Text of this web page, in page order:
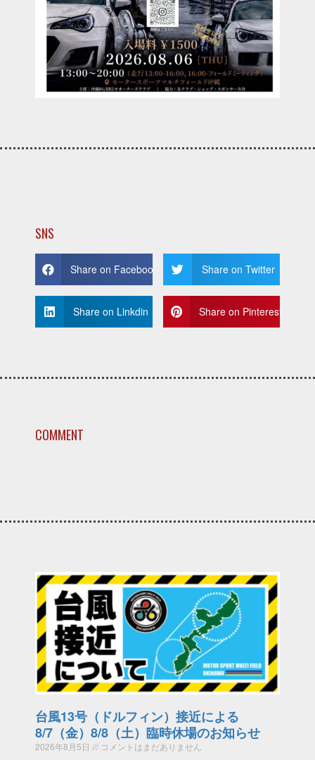
SNS
Share on Facebook Share on Twitter
Share on Linkdin Share on Pinterest
COMMENT
台風13号（ドルフィン）接近による
8/7（金）8/8（土）臨時休場のお知らせ
2026年8月5日 コメントはまだありません